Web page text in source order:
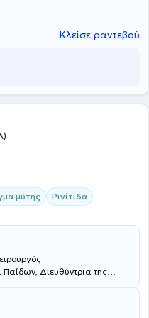
Κλείσε ραντεβού
μύτης
Ρινίτιδα
Διευθύντρια της
Hospital και διατηρεί
Είναι πτυχιούχος της